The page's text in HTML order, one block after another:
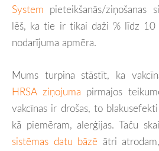
System pieteikšanās/ziņošanas
lēš, ka tie ir tikai daži % līdz 10
nodarījuma apmēra.
Mums turpina stāstīt, ka
HRSA ziņojuma pirmajos
vakcīnas ir drošas, to
kā piemēram, alerģijas. Taču
sistēmas datu bāzē ātri